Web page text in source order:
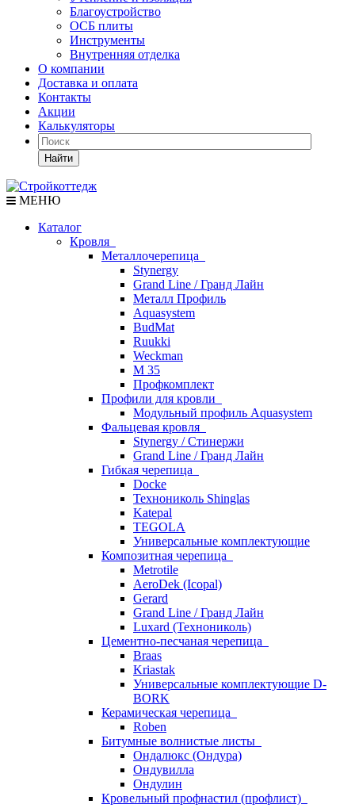
Благоустройство
ОСБ плиты
Инструменты
Внутренняя отделка
О компании
Доставка и оплата
Контакты
Акции
Калькуляторы
Найти
МЕНЮ
Каталог
Кровля
Металлочерепица
Stynergy
Grand Line / Гранд Лайн
Металл Профиль
Aquasystem
BudMat
Ruukki
Weckman
М 35
Профкомплект
Профили для кровли
Модульный профиль Aquasystem
Фальцевая кровля
Stynergy / Стинержи
Grand Line / Гранд Лайн
Гибкая черепица
Docke
Технониколь Shinglas
Katepal
TEGOLA
Универсальные комплектующие
Композитная черепица
Metrotile
AeroDek (Icopal)
Gerard
Grand Line / Гранд Лайн
Luxard (Технониколь)
Цементно-песчаная черепица
Braas
Kriastak
Универсальные комплектующие D-
BORK
Керамическая черепица
Roben
Битумные волнистые листы
Ондалюкс (Ондура)
Ондувилла
Ондулин
Кровельный профнастил (профлист)